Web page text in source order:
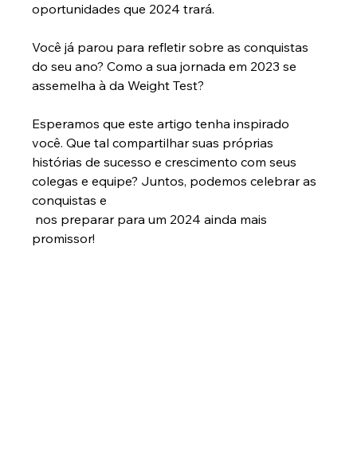
oportunidades que 2024 trará.
Você já parou para refletir sobre as conquistas
do seu ano? Como a sua jornada em 2023 se
assemelha à da Weight Test?
Esperamos que este artigo tenha inspirado
você. Que tal compartilhar suas próprias
histórias de sucesso e crescimento com seus
colegas e equipe? Juntos, podemos celebrar as
conquistas e
promissor!